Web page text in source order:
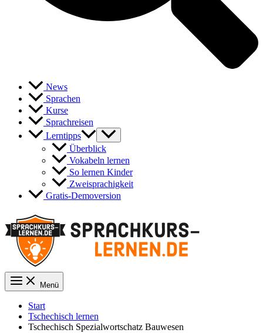
News
Sprachen
Kurse
Sprachreisen
Lerntipps
Überblick
Vokabeln lernen
So lernen Kinder
Zweisprachigkeit
Gratis-Demoversion
Menü
Start
Tschechisch lernen
Tschechisch Spezialwortschatz Bauwesen